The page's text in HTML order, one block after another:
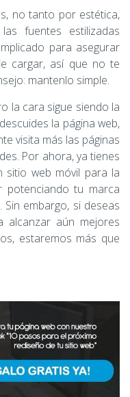
no tanto por estética,
fuentes estilizadas
para asegurar
cargar, así que no te
mantenlo simple.
la cara sigue siendo la
la página web,
visita más las páginas
Por ahora, ya tienes
sitio web móvil para la
potenciando tu marca
embargo, si deseas
alcanzar aún mejores
estaremos más que